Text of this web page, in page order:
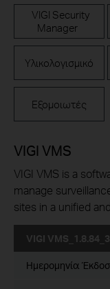
VIGI Security
Manager
Υλικολογισμικό
Εξομοιωτές
VIGI VMS
VIGI VMS is a
manage
sites in a unified
VIGI
Ημερομηνία